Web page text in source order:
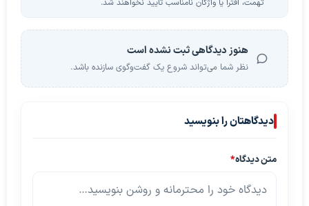
تهمت، افترا یا واژگان نامناسب تأیید نخواهند شد.
هنوز دیدگاهی ثبت نشده است
نظر شما می‌تواند شروع یک گفت‌وگوی سازنده باشد.
دیدگاهتان را بنویسید
متن دیدگاه*